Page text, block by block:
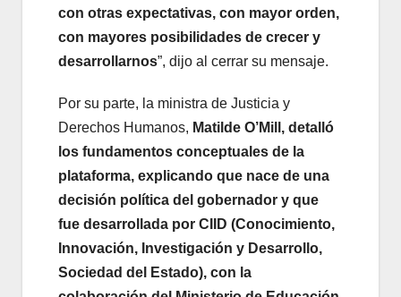
con otras expectativas, con mayor orden,
con mayores posibilidades de crecer y
desarrollarnos”, dijo al cerrar su mensaje.
Por su parte, la ministra de Justicia y
Derechos Humanos, Matilde O’Mill, detalló
los fundamentos conceptuales de la
plataforma, explicando que nace de una
decisión política del gobernador y que
fue desarrollada por CIID (Conocimiento,
Innovación, Investigación y Desarrollo,
Sociedad del Estado), con la